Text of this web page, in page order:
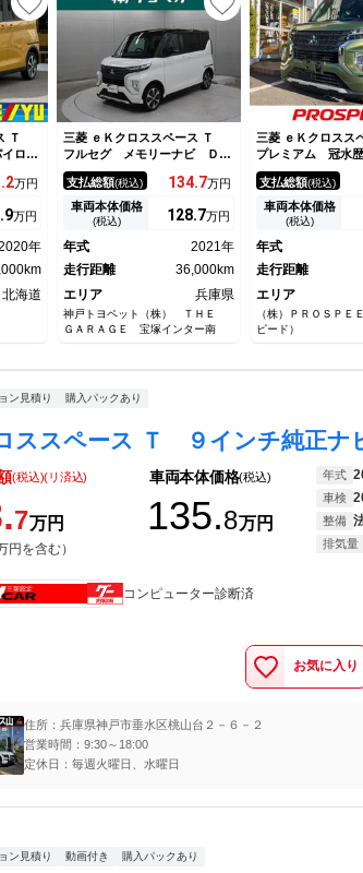
Ｔ
ロッ
禁
ルチ
セグ
ｈ 両
ドラ
ヒー
2万円
9万円
年
北海道
三菱 ｅＫクロススペース Ｔ
フルセグ メモリーナビ ＤＶ
Ｄ再生 バックカメラ 衝突被
害軽減システム ＥＴＣ 両側
電動スライド ＬＥＤヘッドラ
ンプ アイドリングストップ
支払総額(税込) 134.7万円
車両本体価格
(税込) 128.7万円
年式
2021年
走行距離
36,000km
エリア
兵庫県
神戸トヨペット（株） ＴＨＥ
ＧＡＲＡＧＥ 宝塚インター南
三菱 ｅＫクロスス
プレミアム 冠水
携ディスプレイアラ
ーモニターエマー
レーキマイパイロ
ィブクルコン両側
ＥＴＣ車載器ドラ
インナーミラー
支払総額(税込)
車両本体価格
(税込)
年式
走行距離
エリア
（株）ＰＲＯＳＰＥ
ピード）
ン見積り 購入パックあり
(税込)(リ済込)
7万円
円を含む）
車両本体価格(税込)
135.8万円
年式
車検
整備
排気量
コンピューター診断済
お気に入り
住所：兵庫県神戸市垂水区桃山台２－６－２
営業時間：9:30～18:00
定休日：毎週火曜日、水曜日
ン見積り 動画付き 購入パックあり